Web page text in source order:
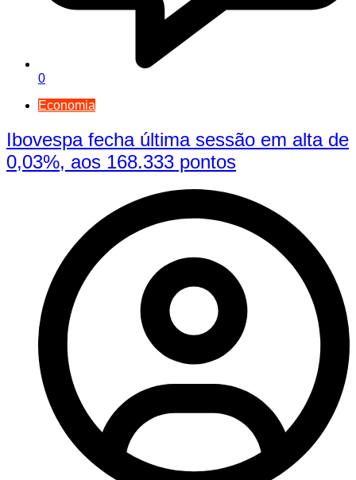
0
Economia
Ibovespa fecha última sessão em alta de
0,03%, aos 168.333 pontos